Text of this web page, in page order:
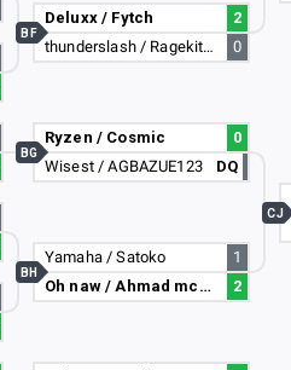
Deluxx / Fytch
2
thunderslash / Ragekit_Origin
0
BF
Ryzen / Cosmic
0
Wisest / AGBAZUE123
DQ
BG
Yamaha / Satoko
1
Oh naw / Ahmad mcFudger
2
BH
CJ